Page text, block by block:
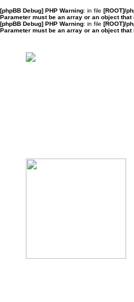
[phpBB Debug] PHP Warning: in file [ROOT]/
Parameter must be an array or an object that
[phpBB Debug] PHP Warning: in file [ROOT]/
Parameter must be an array or an object that